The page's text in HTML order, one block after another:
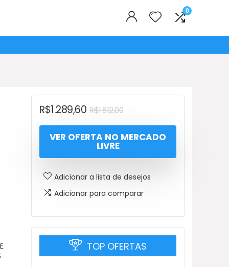
0
R$1.612,00O
preço
original
R$1.289,60
O
preço
atual
VER OFERTA NO MERCADO
LIVRE
Adicionar a lista de desejos
Adicionar para comparar
TOP OFERTAS